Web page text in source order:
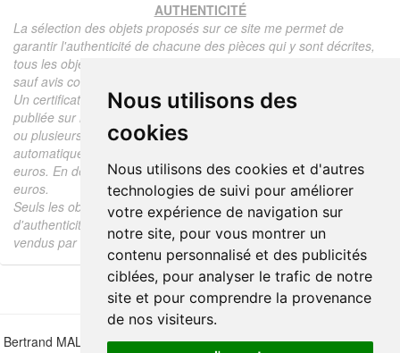
Nous utilisons des
cookies
Nous utilisons des cookies et d'autres
technologies de suivi pour améliorer
votre expérience de navigation sur
notre site, pour vous montrer un
contenu personnalisé et des publicités
ciblées, pour analyser le trafic de notre
site et pour comprendre la provenance
de nos visiteurs.
AUTHENTICITÉ
La sélection des objets proposés sur ce site me permet de
garantir l'authenticité de chacune des pièces qui y sont décrites,
tous les objets proposés sont garantis d'époque et authentiques,
sauf avis contraire ou restriction dans la description.
Un certificat d'authenticité de l'objet reprenant la description
publiée sur le site, l'époque, le prix de vente, accompagné d'une
ou plusieurs photographies en couleurs est communiqué
automatiquement pour tout objet dont le prix est supérieur à 130
euros. En dessous de ce prix chaque certificat est facturé 5
euros.
Seuls les objets vendus par mes soins font l'objet d'un certificat
d'authenticité, je ne fais aucun rapport d'expertise pour les objets
vendus par des tiers (confrères ou collectionneurs).
Bertrand MALVAUX - 22 rue Crébillon, 44000 Nantes - FRANCE - Tél.